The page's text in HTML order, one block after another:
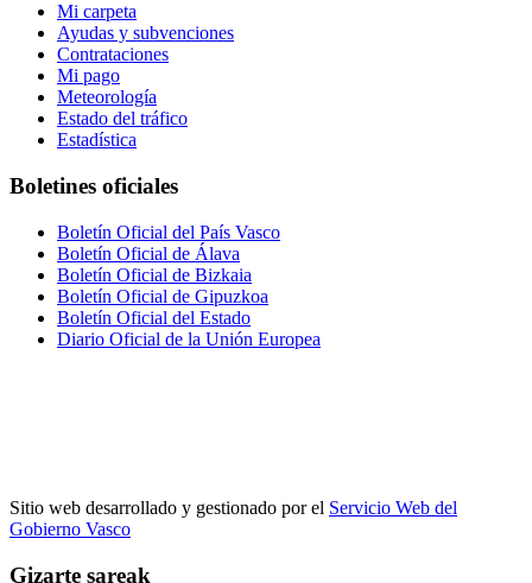
Mi carpeta
Ayudas y subvenciones
Contrataciones
Mi pago
Meteorología
Estado del tráfico
Estadística
Boletines oficiales
Boletín Oficial del País Vasco
Boletín Oficial de Álava
Boletín Oficial de Bizkaia
Boletín Oficial de Gipuzkoa
Boletín Oficial del Estado
Diario Oficial de la Unión Europea
Sitio web desarrollado y gestionado por el Servicio Web del
Gobierno Vasco
Gizarte sareak